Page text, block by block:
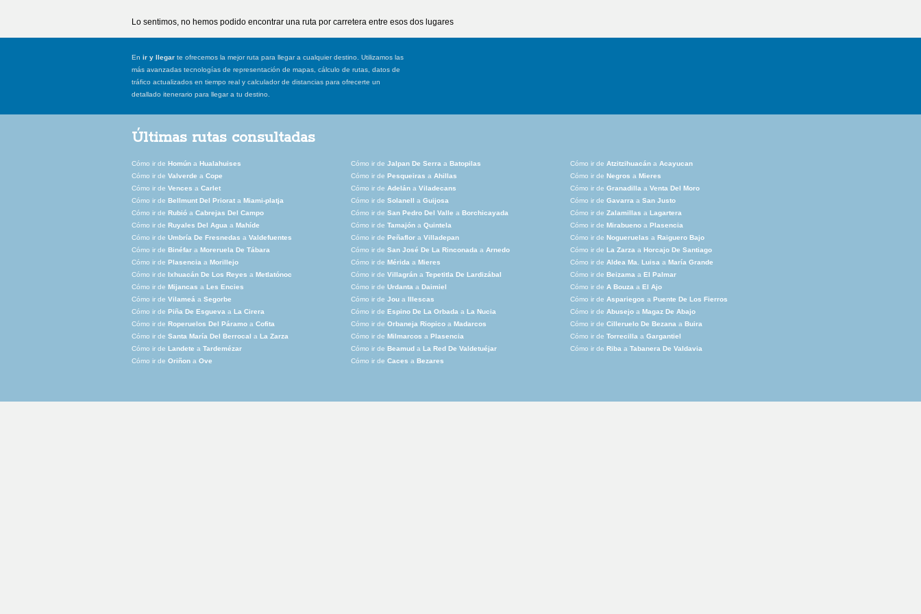
Lo sentimos, no hemos podido encontrar una ruta por carretera entre esos dos lugares
En ir y llegar te ofrecemos la mejor ruta para llegar a cualquier destino. Utilizamos las
más avanzadas tecnologías de representación de mapas, cálculo de rutas, datos de
tráfico actualizados en tiempo real y calculador de distancias para ofrecerte un
detallado itenerario para llegar a tu destino.
Últimas rutas consultadas
Cómo ir de Homún a Hualahuises Cómo ir de Jalpan De Serra a Batopilas Cómo ir de Atzitzihuacán a Acayucan
Cómo ir de Valverde a Cope Cómo ir de Pesqueiras a Ahillas Cómo ir de Negros a Mieres
Cómo ir de Vences a Carlet Cómo ir de Adelán a Viladecans Cómo ir de Granadilla a Venta Del Moro
Cómo ir de Bellmunt Del Priorat a Miami-platja Cómo ir de Solanell a Guijosa Cómo ir de Gavarra a San Justo
Cómo ir de Rubió a Cabrejas Del Campo Cómo ir de San Pedro Del Valle a Borchicayada Cómo ir de Zalamillas a Lagartera
Cómo ir de Ruyales Del Agua a Mahíde Cómo ir de Tamajón a Quintela Cómo ir de Mirabueno a Plasencia
Cómo ir de Umbría De Fresnedas a Valdefuentes Cómo ir de Peñaflor a Villadepan Cómo ir de Nogueruelas a Raiguero Bajo
Cómo ir de Binéfar a Moreruela De Tábara Cómo ir de San José De La Rinconada a Arnedo Cómo ir de La Zarza a Horcajo De Santiago
Cómo ir de Plasencia a Morillejo Cómo ir de Mérida a Mieres Cómo ir de Aldea Ma. Luisa a María Grande
Cómo ir de
Ixhuacán De Los Reyes a Metlatónoc Cómo ir de Villagrán a Tepetitla De Lardizábal Cómo ir de Beizama a El Palmar
Cómo ir de Mijancas a Les Encies Cómo ir de Urdanta a Daimiel Cómo ir de A Bouza a El Ajo
Cómo ir de Vilameá a Segorbe Cómo ir de Jou a Illescas Cómo ir de Aspariegos a Puente De Los Fierros
Cómo ir de Piña De Esgueva a La Cirera Cómo ir de Espino De La Orbada a La Nucia Cómo ir de Abusejo a Magaz De Abajo
Cómo ir de Roperuelos Del Páramo a Cofita Cómo ir de Orbaneja Riopico a Madarcos Cómo ir de Cilleruelo De Bezana a Buira
Cómo ir de Santa María Del Berrocal a La Zarza Cómo ir de Milmarcos a Plasencia Cómo ir de Torrecilla a Gargantiel
Cómo ir de Landete a Tardemézar Cómo ir de Beamud a La Red De Valdetuéjar Cómo ir de Riba a Tabanera De Valdavia
Cómo ir de Oriñon a Ove Cómo ir de Caces a Bezares